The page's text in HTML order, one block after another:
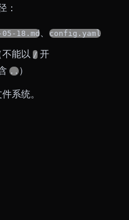
：
18.md、 config.yaml
不能以 / 开
..）
系统。